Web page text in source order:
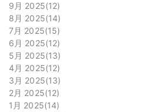
9月 2025 12
8月 2025 14
7月 2025 15
6月 2025 12
5月 2025 13
4月 2025 12
3月 2025 13
2月 2025 12
1月 2025 14